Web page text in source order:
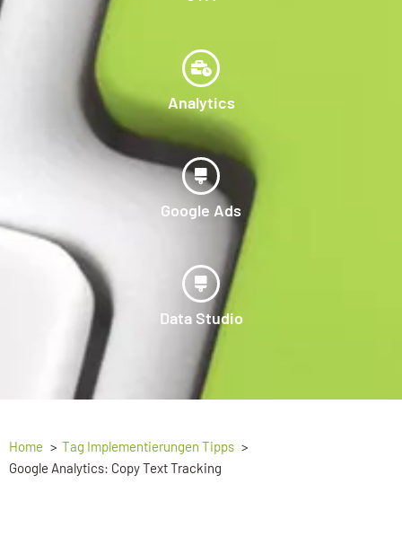
Analytics
Google Ads
Data Studio
Home
Tag Implementierungen Tipps
Google Analytics: Copy Text Tracking